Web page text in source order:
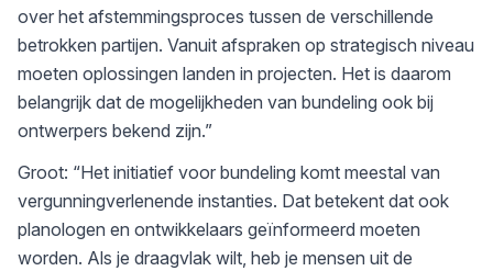
over het afstemmingsproces tussen de verschillende
betrokken partijen. Vanuit afspraken op strategisch niveau
moeten oplossingen landen in projecten. Het is daarom
belangrijk dat de mogelijkheden van bundeling ook bij
ontwerpers bekend zijn.”
Groot: “Het initiatief voor bundeling komt meestal van
vergunningverlenende instanties. Dat betekent dat ook
planologen en ontwikkelaars geïnformeerd moeten
worden. Als je draagvlak wilt, heb je mensen uit de